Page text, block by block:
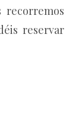
recorremos
reservar